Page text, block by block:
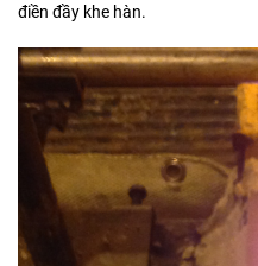
điền đầy khe hàn.